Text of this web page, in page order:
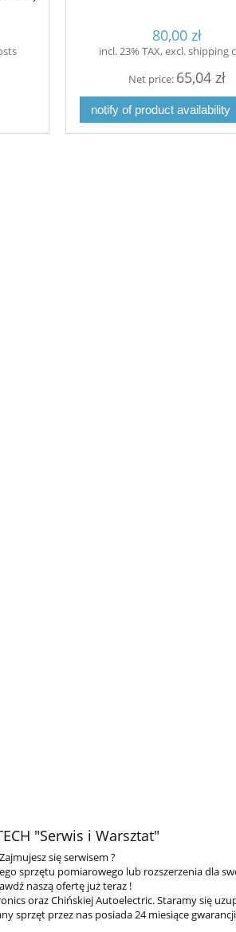
80,00 zł
incl. 23% TAX, excl. shipping
Net price: 65,04 zł
notify of product availability
"Serwis i Warsztat"
Zajmujesz się serwisem ?
sprzętu pomiarowego lub rozszerzenia dla
naszą ofertę już teraz !
oraz Chińskiej Autoelectric. Staramy się
sprzęt przez nas posiada 24 miesiące